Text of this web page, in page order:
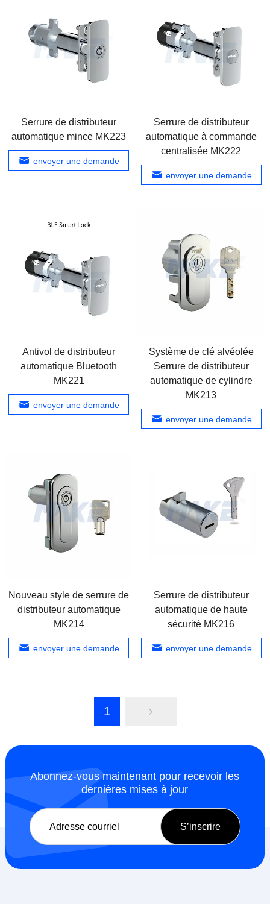
Serrure de distributeur
automatique mince MK223
envoyer une demande
Serrure de distributeur
automatique à commande
centralisée MK222
envoyer une demande
Antivol de distributeur
automatique Bluetooth
MK221
envoyer une demande
Système de clé alvéolée
Serrure de distributeur
automatique de cylindre
MK213
envoyer une demande
Nouveau style de serrure de
distributeur automatique
MK214
envoyer une demande
Serrure de distributeur
automatique de haute
sécurité MK216
envoyer une demande
1
Abonnez-vous maintenant pour recevoir les
dernières mises à jour